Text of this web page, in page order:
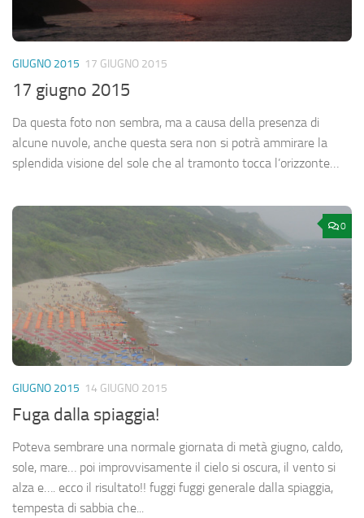
GIUGNO 2015 17 GIUGNO 2015
17 giugno 2015
Da questa foto non sembra, ma a causa della presenza di
alcune nuvole, anche questa sera non si potrà ammirare la
splendida visione del sole che al tramonto tocca l’orizzonte…
0
GIUGNO 2015 14 GIUGNO 2015
Fuga dalla spiaggia!
Poteva sembrare una normale giornata di metà giugno, caldo,
sole, mare… poi improvvisamente il cielo si oscura, il vento si
alza e…. ecco il risultato!! fuggi fuggi generale dalla spiaggia,
tempesta di sabbia che...